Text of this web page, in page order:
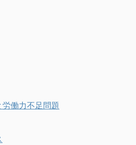
働力不足問題